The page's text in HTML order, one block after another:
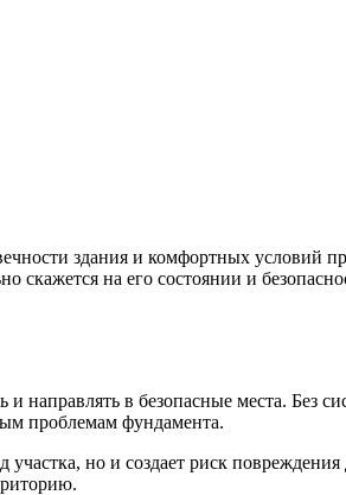
здания и комфортных условий
скажется на его состоянии и
в безопасные места. Без
проблемам фундамента.
но и создает риск повреждения